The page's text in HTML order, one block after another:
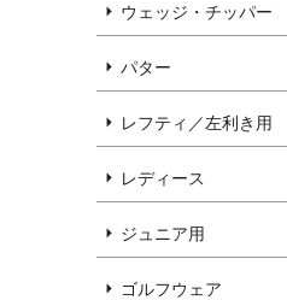
ウェッジ・チッパー
パター
レフティ／左利き用
レディース
ジュニア用
ゴルフウェア